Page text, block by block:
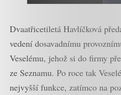
Dvaatřicetiletá Havlíčková
vedení dosavadnímu
Veselému, jehož si do firmy
ze Seznamu. Po roce tak
nejvyšší funkce, zatímco na